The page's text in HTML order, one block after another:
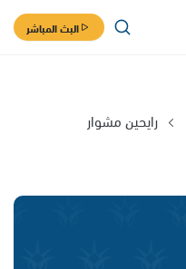
البث المباشر
رايحين مشوار